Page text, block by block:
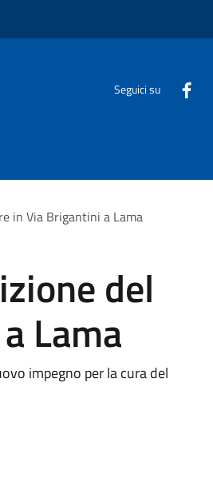
Seguici su
in Via Brigantini a Lama
del
Lama
impegno per la cura del